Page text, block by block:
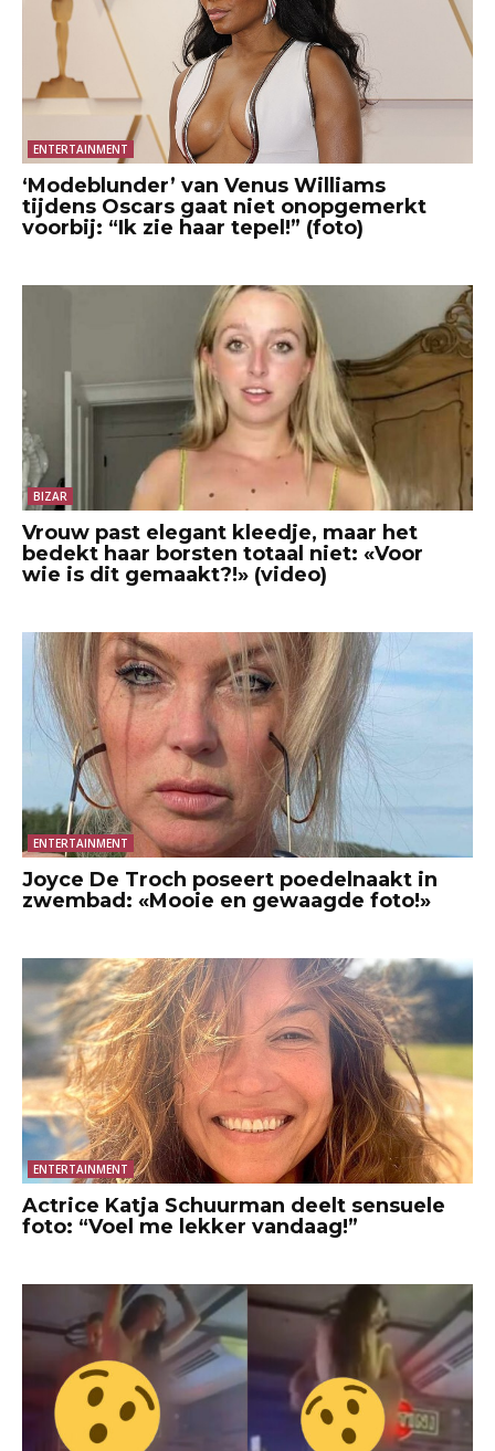
ENTERTAINMENT
‘Modeblunder’ van Venus Williams
tijdens Oscars gaat niet onopgemerkt
voorbij: “Ik zie haar tepel!” (foto)
BIZAR
Vrouw past elegant kleedje, maar het
bedekt haar borsten totaal niet: «Voor
wie is dit gemaakt?!» (video)
ENTERTAINMENT
Joyce De Troch poseert poedelnaakt in
zwembad: «Mooie en gewaagde foto!»
ENTERTAINMENT
Actrice Katja Schuurman deelt sensuele
foto: “Voel me lekker vandaag!”